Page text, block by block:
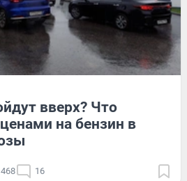
вверх? Что
на бензин в
16